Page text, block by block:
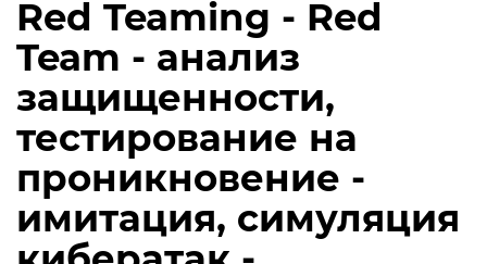
Red Teaming - Red
Team - анализ
защищенности,
тестирование на
проникновение -
имитация, симуляция